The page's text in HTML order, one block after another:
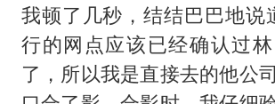
我顿了几秒，结结巴巴地说
行的网点应该已经确认过
了，所以我是直接去的他公